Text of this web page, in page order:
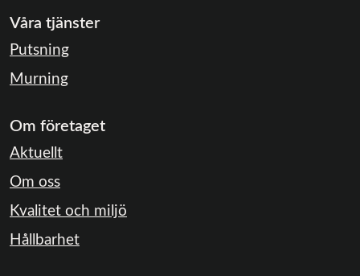
Våra tjänster
Putsning
Murning
Om företaget
Aktuellt
Om oss
Kvalitet och miljö
Hållbarhet